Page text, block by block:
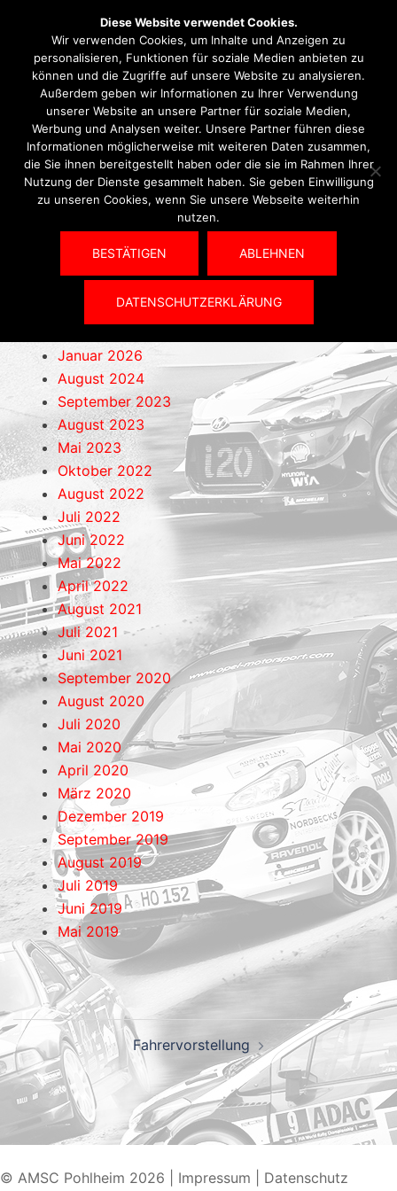
Archiv
Schlagwörter
JHV
August 2026
Januar 2026
August 2024
September 2023
August 2023
Mai 2023
Oktober 2022
August 2022
Juli 2022
Juni 2022
Mai 2022
April 2022
August 2021
Juli 2021
Juni 2021
September 2020
August 2020
Juli 2020
Mai 2020
April 2020
März 2020
Dezember 2019
September 2019
August 2019
Juli 2019
Juni 2019
Mai 2019
Fahrervorstellung
© AMSC Pohlheim 2026 Impressum Datenschutz
Diese Website verwendet Cookies.
Wir verwenden Cookies, um Inhalte und Anzeigen zu
personalisieren, Funktionen für soziale Medien anbieten zu
können und die Zugriffe auf unsere Website zu analysieren.
Außerdem geben wir Informationen zu Ihrer Verwendung
unserer Website an unsere Partner für soziale Medien,
Werbung und Analysen weiter. Unsere Partner führen diese
Informationen möglicherweise mit weiteren Daten zusammen,
die Sie ihnen bereitgestellt haben oder die sie im Rahmen Ihrer
Nutzung der Dienste gesammelt haben. Sie geben Einwilligung
zu unseren Cookies, wenn Sie unsere Webseite weiterhin
nutzen.
BESTÄTIGEN ABLEHNEN
DATENSCHUTZERKLÄRUNG